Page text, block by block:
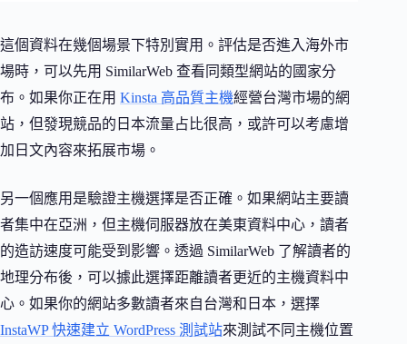
這個資料在幾個場景下特別實用。評估是否進入海外市
場時，可以先用 SimilarWeb 查看同類型網站的國家分
布。如果你正在用 Kinsta 高品質主機經營台灣市場的網
站，但發現競品的日本流量占比很高，或許可以考慮增
加日文內容來拓展市場。
另一個應用是驗證主機選擇是否正確。如果網站主要讀
者集中在亞洲，但主機伺服器放在美東資料中心，讀者
的造訪速度可能受到影響。透過 SimilarWeb 了解讀者的
地理分布後，可以據此選擇距離讀者更近的主機資料中
心。如果你的網站多數讀者來自台灣和日本，選擇
InstaWP 快速建立 WordPress 測試站來測試不同主機位置